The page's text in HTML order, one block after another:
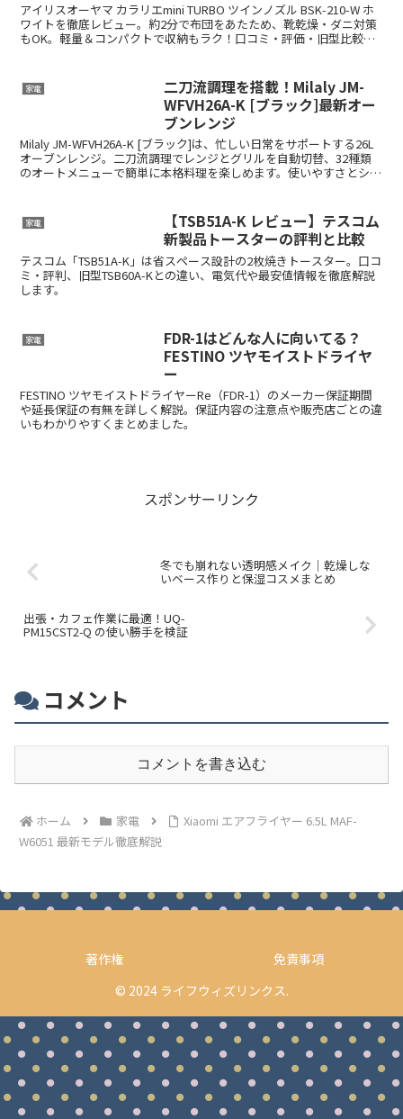
アイリスオーヤマ カラリエmini TURBO ツインノズル BSK-210-W ホ
ワイトを徹底レビュー。約2分で布団をあたため、靴乾燥・ダニ対策
もOK。軽量＆コンパクトで収納もラク！口コミ・評価・旧型比較も
家電
二刀流調理を搭載！Milaly JM-
WFVH26A-K [ブラック]最新オー
ブンレンジ
Milaly JM-WFVH26A-K [ブラック]は、忙しい日常をサポートする26L
オーブンレンジ。二刀流調理でレンジとグリルを自動切替、32種類
のオートメニューで簡単に本格料理を楽しめます。使いやすさとシン
家電
【TSB51A-K レビュー】テスコム
新製品トースターの評判と比較
テスコム「TSB51A-K」は省スペース設計の2枚焼きトースター。口コ
ミ・評判、旧型TSB60A-Kとの違い、電気代や最安値情報を徹底解説
します。
家電
FDR-1はどんな人に向いてる？
FESTINO ツヤモイストドライヤ
ー
FESTINO ツヤモイストドライヤーRe（FDR-1）のメーカー保証期間
や延長保証の有無を詳しく解説。保証内容の注意点や販売店ごとの違
いもわかりやすくまとめました。
スポンサーリンク
冬でも崩れない透明感メイク｜乾燥しな
いベース作りと保湿コスメまとめ
出張・カフェ作業に最適！UQ-
PM15CST2-Q の使い勝手を検証
コメント
コメントを書き込む
ホーム 家電
Xiaomi エアフライヤー 6.5L MAF-
W6051 最新モデル徹底解説
著作権
免責事項
© 2024 ライフウィズリンクス.